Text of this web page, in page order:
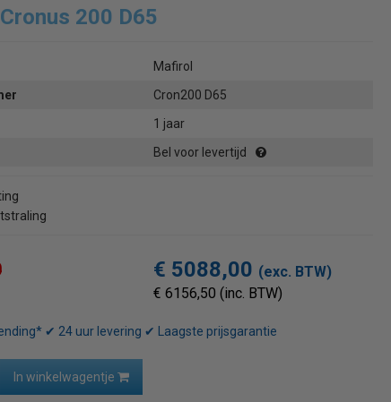
200 D65
Mafirol
Cron200 D65
1 jaar
Bel voor levertijd
€ 5088,00 (exc. BTW)
€ 6156,50 (inc. BTW)
✔ 24 uur levering ✔ Laagste prijsgarantie
In winkelwagentje